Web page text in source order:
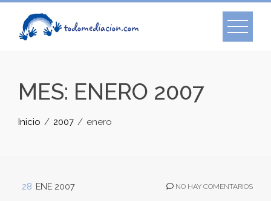
Skip
content
MES: ENERO 2007
Inicio 2007 enero
28 ENE 2007 NO HAY COMENTARIOS